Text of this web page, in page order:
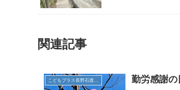
関連記事
勤労感謝の